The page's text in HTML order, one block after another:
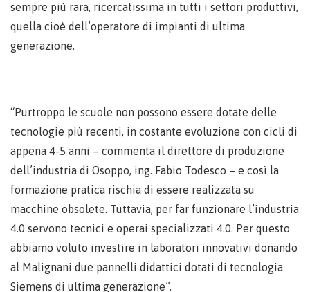
sempre più rara, ricercatissima in tutti i settori produttivi,
quella cioè dell’operatore di impianti di ultima
generazione.
“Purtroppo le scuole non possono essere dotate delle
tecnologie più recenti, in costante evoluzione con cicli di
appena 4-5 anni – commenta il direttore di produzione
dell’industria di Osoppo, ing. Fabio Todesco – e così la
formazione pratica rischia di essere realizzata su
macchine obsolete. Tuttavia, per far funzionare l’industria
4.0 servono tecnici e operai specializzati 4.0. Per questo
abbiamo voluto investire in laboratori innovativi donando
al Malignani due pannelli didattici dotati di tecnologia
Siemens di ultima generazione”.